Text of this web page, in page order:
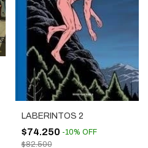
LABERINTOS 2
$74.250 -10% OFF
$82.500